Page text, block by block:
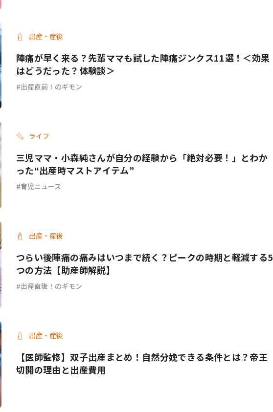
出産・産後
陣痛が早く来る？先輩ママも試した陣痛ジンクス11選！＜効果
はどうだった？体験談＞
出産直前！のギモン
ライフ
三児ママ・小森純さんが自分の経験から「絶対必要！」とわか
った“出産時マストアイテム”
育児ニュース
出産・産後
つらい後陣痛の痛みはいつまで続く？ピークの時期と軽減する5
つの方法【助産師解説】
出産直後！のギモン
出産・産後
【医師監修】双子出産まとめ！自然分娩できる条件とは？帝王
切開の理由と出産費用